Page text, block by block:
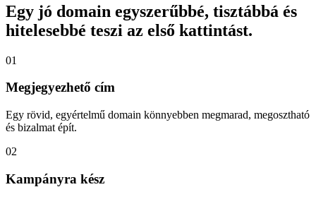
Egy jó domain egyszerűbbé, tisztábbá és
hitelesebbé teszi az első kattintást.
01
Megjegyezhető cím
Egy rövid, egyértelmű domain könnyebben megmarad, megosztható
és bizalmat épít.
02
Kampányra kész